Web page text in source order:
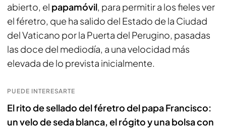
abierto, el papamóvil, para permitir a los fieles ver
el féretro, que ha salido del Estado de la Ciudad
del Vaticano por la Puerta del Perugino, pasadas
las doce del mediodía, a una velocidad más
elevada de lo prevista inicialmente.
PUEDE INTERESARTE
El rito de sellado del féretro del papa Francisco:
un velo de seda blanca, el rógito y una bolsa con